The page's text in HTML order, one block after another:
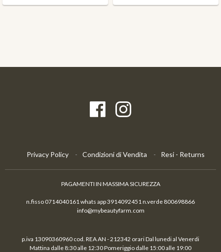
Privacy Policy Condizioni di Vendita Resi - Returns
PAGAMENTI IN MASSIMA SICUREZZA
n.fisso 0714040161 whats app 3914092451 n.verde 800698866
info@mybeautyfarm.com
p.iva 13090360960 cod. REA AN - 212342 orari Dal lunedi al Venerdi
Mattina dalle 8:30 alle 12:30 Pomeriggio dalle 15:00 alle 19:00